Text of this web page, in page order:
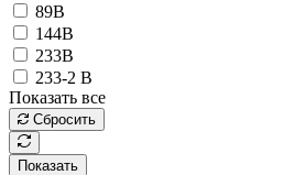
89В
144В
233В
233-2 В
Показать все
Сбросить
Показать